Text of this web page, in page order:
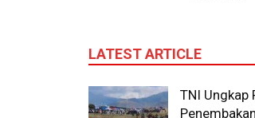
LATEST ARTICLE
TNI Ungkap